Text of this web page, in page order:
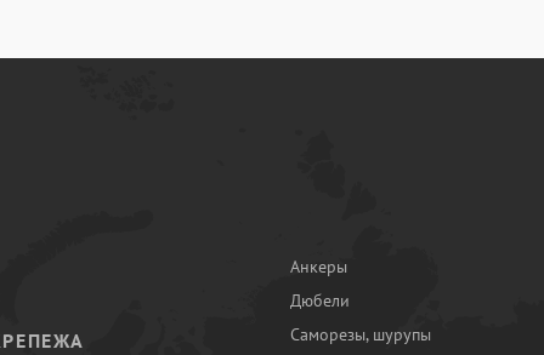
Анкеры
Дюбели
Саморезы, шурупы